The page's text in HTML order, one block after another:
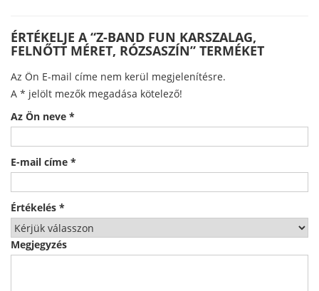
ÉRTÉKELJE A “Z-BAND FUN KARSZALAG,
FELNŐTT MÉRET, RÓZSASZÍN” TERMÉKET
Az Ön E-mail címe nem kerül megjelenítésre.
A * jelölt mezők megadása kötelező!
Az Ön neve *
E-mail címe *
Értékelés *
Megjegyzés